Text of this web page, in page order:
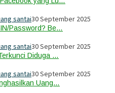
santai30 September 2025
Password? Be…
santai30 September 2025
Diduga …
santai30 September 2025
Uang…